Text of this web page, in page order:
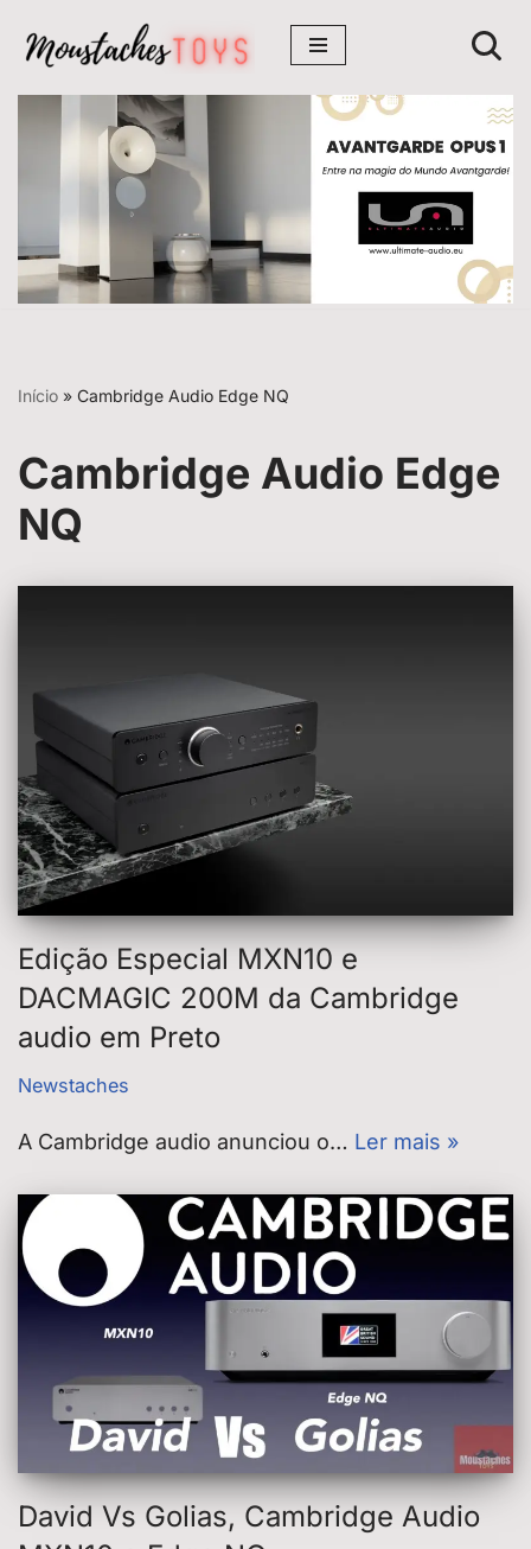
Avançar
para
conteúdo
Início » Cambridge Audio Edge NQ
Cambridge Audio Edge
NQ
Edição Especial MXN10 e
DACMAGIC 200M da Cambridge
audio em Preto
Newstaches
A Cambridge audio anunciou o… Ler mais »
David Vs Golias, Cambridge Audio